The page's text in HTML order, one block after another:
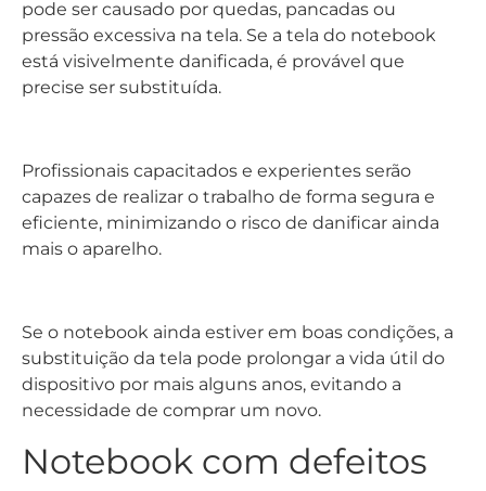
capazes de realizar o trabalho de forma segura e
eficiente, minimizando o risco de danificar ainda
mais o aparelho.
substituição da tela pode prolongar a vida útil do
dispositivo por mais alguns anos, evitando a
necessidade de comprar um novo.
na tela: Pixels mortos
Embora alguns usuários possam tolerar pixels
mortos, especialmente se estiverem localizados
achar o problema extremamente irritante. Além
disso, em casos mais graves, os pixels mortos